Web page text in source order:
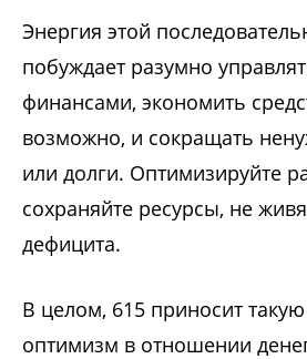
Энергия этой
побуждает разумно
финансами, экономить
возможно, и сокращать
или долги. Оптимизируйте
сохраняйте ресурсы, не
дефицита.
В целом, 615 приносит
оптимизм в отношении